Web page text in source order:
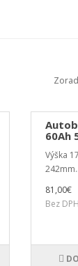
60Ah
Výška
242mm..
81,00€
Bez